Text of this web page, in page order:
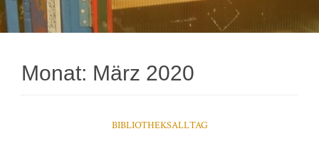
Monat: März 2020
BIBLIOTHEKSALLTAG